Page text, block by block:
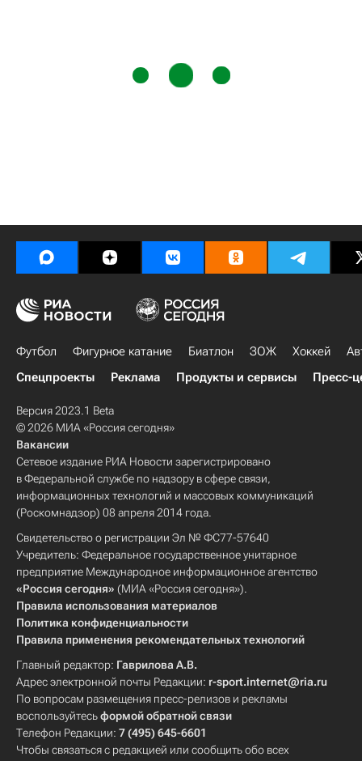
Футбол Фигурное катание Биатлон ЗОЖ Хоккей
Спецпроекты
Реклама Продукты и сервисы Пресс-
Версия 2023.1 Beta
© 2026 МИА «Россия сегодня»
Вакансии
Сетевое издание РИА Новости зарегистрировано
в Федеральной службе по надзору в сфере связи,
информационных технологий и массовых коммуникаций
(Роскомнадзор) 08 апреля 2014 года.
Свидетельство о регистрации Эл № ФС77-57640
Учредитель: Федеральное государственное унитарное
предприятие Международное информационное агентство
«Россия сегодня» (МИА «Россия сегодня»).
Правила использования материалов
Политика конфиденциальности
Правила применения рекомендательных технологий
Главный редактор: Гаврилова А.В.
Адрес электронной почты Редакции: r-sport.internet@ria.ru
По вопросам размещения пресс-релизов и рекламы
воспользуйтесьформой обратной связи
Телефон Редакции: 7 (495) 645-6601
Чтобы связаться с редакцией или сообщить обо всех